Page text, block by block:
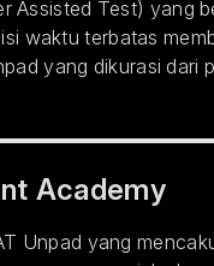
Assisted Test) yang
waktu terbatas
yang dikurasi
Academy
Unpad yang